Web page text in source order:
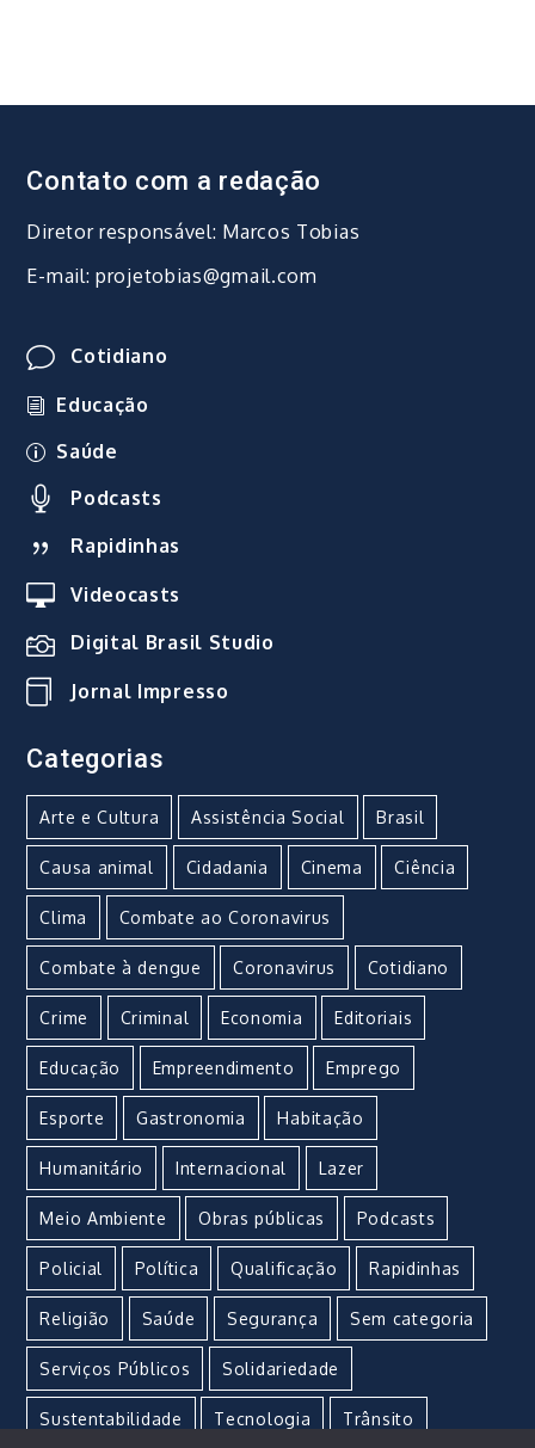
Contato com a redação
Diretor responsável: Marcos Tobias
E-mail: projetobias@gmail.com
Cotidiano
Educação
Saúde
Podcasts
Rapidinhas
Videocasts
Digital Brasil Studio
Jornal Impresso
Categorias
Arte e Cultura Assistência Social Brasil
Causa animal Cidadania Cinema Ciência
Clima Combate ao Coronavirus
Combate à dengue Coronavirus Cotidiano
Crime Criminal Economia Editoriais
Educação Empreendimento Emprego
Esporte Gastronomia Habitação
Humanitário Internacional Lazer
Meio Ambiente Obras públicas Podcasts
Policial Política Qualificação Rapidinhas
Religião Saúde Segurança Sem categoria
Serviços Públicos Solidariedade
Sustentabilidade Tecnologia Trânsito